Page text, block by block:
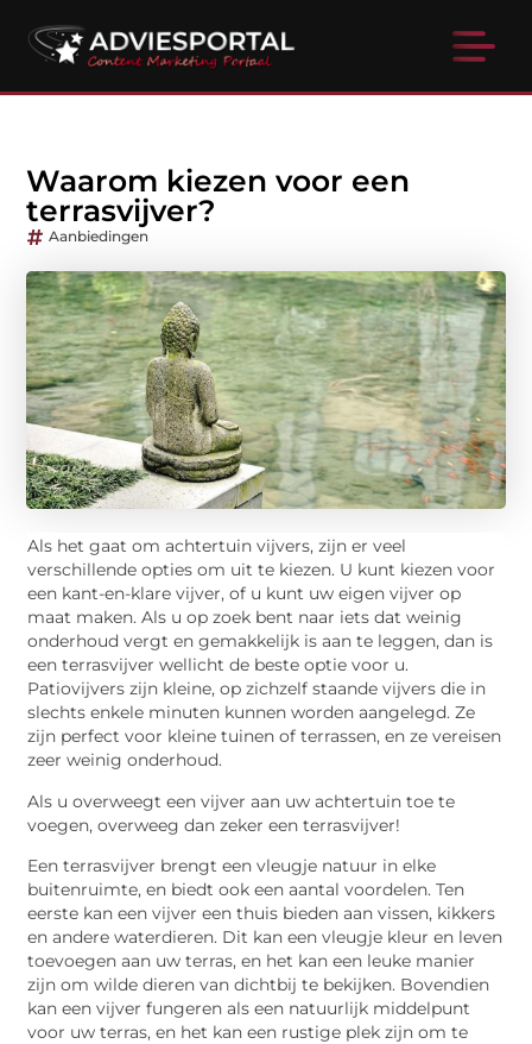
Waarom kiezen voor een
terrasvijver?
Aanbiedingen
Als het gaat om achtertuin vijvers, zijn er veel
verschillende opties om uit te kiezen. U kunt kiezen voor
een kant-en-klare vijver, of u kunt uw eigen vijver op
maat maken. Als u op zoek bent naar iets dat weinig
onderhoud vergt en gemakkelijk is aan te leggen, dan is
een terrasvijver wellicht de beste optie voor u.
Patiovijvers zijn kleine, op zichzelf staande vijvers die in
slechts enkele minuten kunnen worden aangelegd. Ze
zijn perfect voor kleine tuinen of terrassen, en ze vereisen
zeer weinig onderhoud.
Als u overweegt een vijver aan uw achtertuin toe te
voegen, overweeg dan zeker een terrasvijver!
Een terrasvijver brengt een vleugje natuur in elke
buitenruimte, en biedt ook een aantal voordelen. Ten
eerste kan een vijver een thuis bieden aan vissen, kikkers
en andere waterdieren. Dit kan een vleugje kleur en leven
toevoegen aan uw terras, en het kan een leuke manier
zijn om wilde dieren van dichtbij te bekijken. Bovendien
kan een vijver fungeren als een natuurlijk middelpunt
voor uw terras, en het kan een rustige plek zijn om te